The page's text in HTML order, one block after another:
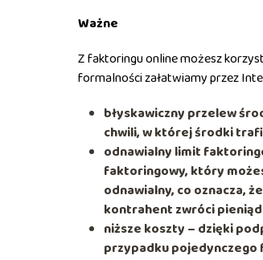
Ważne
Z faktoringu online możesz
formalności załatwiamy przez
błyskawiczny przelew
chwili, w której środki
odnawialny limit
faktoringowy, który
odnawialny, co oznacza,
kontrahent zwróci
niższe koszty – dzięki
przypadku pojedynczego